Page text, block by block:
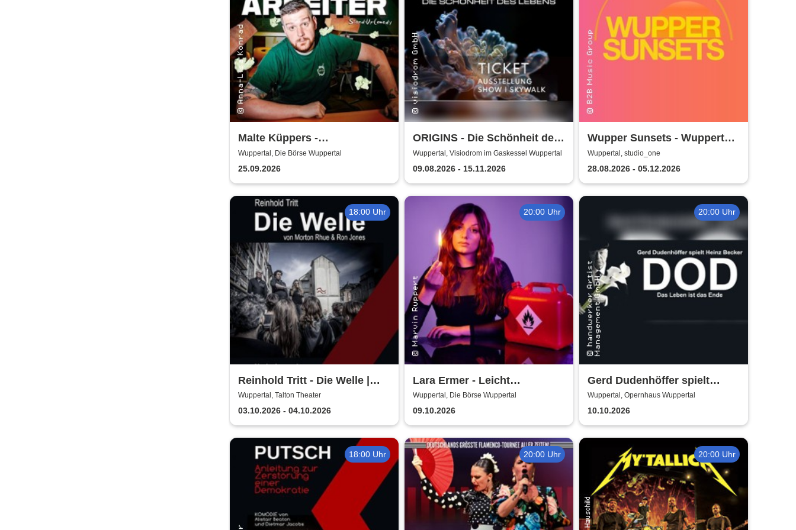
Malte Küppers -
Antisozialarbeiter
Wuppertal, Die Börse Wuppertal
25.09.2026
ORIGINS - Die Schönheit des
Lebens
Wuppertal, Visiodrom im Gaskessel Wuppertal
09.08.2026 - 15.11.2026
Wupper Sunsets - Wuppertals
No. 1 Rooftop Event
Wuppertal, studio_one
28.08.2026 - 05.12.2026
18:00 Uhr
Reinhold Tritt - Die Welle |
Kurzgeschichte von Morton
Rhue & Ron Jones
Wuppertal, Talton Theater
03.10.2026 - 04.10.2026
20:00 Uhr
Lara Ermer - Leicht
entflammbar
Wuppertal, Die Börse Wuppertal
09.10.2026
20:00 Uhr
Gerd Dudenhöffer spielt
Heinz Becker
Wuppertal, Opernhaus Wuppertal
10.10.2026
18:00 Uhr 20:00 Uhr 20:00 Uhr